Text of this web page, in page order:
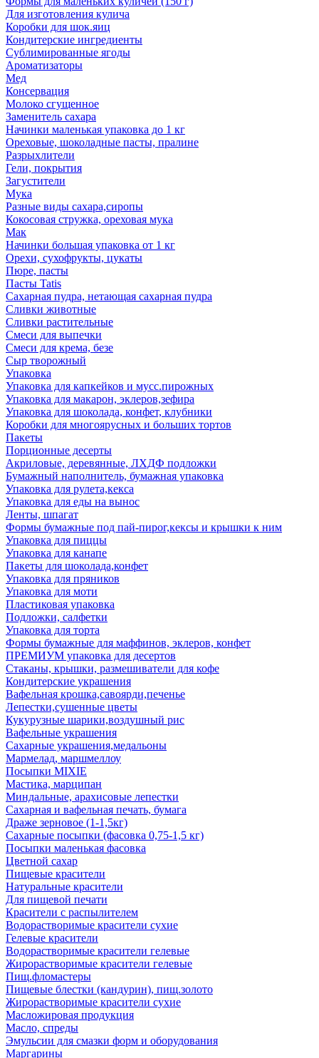
Для изготовления кулича
Коробки для шок.яиц
Кондитерские ингредиенты
Сублимированные ягоды
Ароматизаторы
Мед
Консервация
Молоко сгущенное
Заменитель сахара
Начинки маленькая упаковка до 1 кг
Ореховые, шоколадные пасты, пралине
Разрыхлители
Гели, покрытия
Загустители
Мука
Разные виды сахара,сиропы
Кокосовая стружка, ореховая мука
Мак
Начинки большая упаковка от 1 кг
Орехи, сухофрукты, цукаты
Пюре, пасты
Пасты Tatis
Сахарная пудра, нетающая сахарная пудра
Сливки животные
Сливки растительные
Смеси для выпечки
Смеси для крема, безе
Сыр творожный
Упаковка
Упаковка для капкейков и мусс.пирожных
Упаковка для макарон, эклеров,зефира
Упаковка для шоколада, конфет, клубники
Коробки для многоярусных и больших тортов
Пакеты
Порционные десерты
Акриловые, деревянные, ЛХДФ подложки
Бумажный наполнитель, бумажная упаковка
Упаковка для рулета,кекса
Упаковка для еды на вынос
Ленты, шпагат
Формы бумажные под пай-пирог,кексы и крышки к ним
Упаковка для пиццы
Упаковка для канапе
Пакеты для шоколада,конфет
Упаковка для пряников
Упаковка для моти
Пластиковая упаковка
Подложки, салфетки
Упаковка для торта
Формы бумажные для маффинов, эклеров, конфет
ПРЕМИУМ упаковка для десертов
Стаканы, крышки, размешиватели для кофе
Кондитерские украшения
Вафельная крошка,савоярди,печенье
Лепестки,сушенные цветы
Кукурузные шарики,воздушный рис
Вафельные украшения
Сахарные украшения,медальоны
Мармелад, маршмеллоу
Посыпки MIXIE
Мастика, марципан
Миндальные, арахисовые лепестки
Сахарная и вафельная печать, бумага
Драже зерновое (1-1,5кг)
Сахарные посыпки (фасовка 0,75-1,5 кг)
Посыпки маленькая фасовка
Цветной сахар
Пищевые красители
Натуральные красители
Для пищевой печати
Красители с распылителем
Водорастворимые красители сухие
Гелевые красители
Водорастворимые красители гелевые
Жирорастворимые красители гелевые
Пищ.фломастеры
Пищевые блестки (кандурин), пищ.золото
Жирорастворимые красители сухие
Масложировая продукция
Масло, спреды
Эмульсии для смазки форм и оборудования
Маргарины